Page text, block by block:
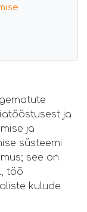
ja
ja
süsteemi
see on
töö
kulude